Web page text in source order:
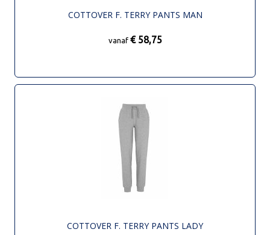
COTTOVER F. TERRY PANTS MAN
vanaf € 58,75
COTTOVER F. TERRY PANTS LADY